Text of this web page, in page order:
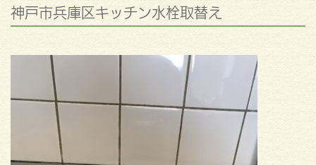
神戸市兵庫区キッチン水栓取替え